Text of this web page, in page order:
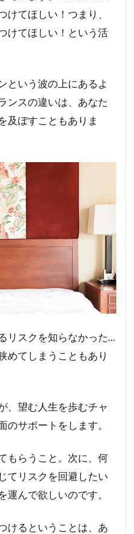
けてほしい！つまり、
けてほしい！という活
という波の上にあるよ
ンスの違いは、あなた
及ぼすこともありま
リスクを知らなかった…
めてしまうこともあり
、望む人生を歩むチャ
のサポートをします。
もらうこと。次に、何
てリスクを回避したい
運んで欲しいのです。
けるということは、あ
福田肛門科医院
ニック
山レディースクリニック
生理痛
生理
婦人科
30代後半
リニック
ック
院長
・江ノ島
ク新宿
院長
ク
リニック
座
新横浜
Q＆A